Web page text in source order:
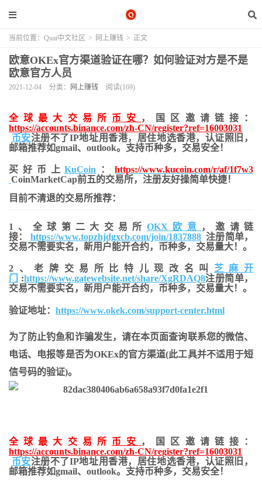
当前位置： Quai中文社区 > 网上赚钱 > 正文
欧意OKEx官方渠道验证在哪？如何验证对方是不是
欧意官方人员
2021-12-04 分类： 网上赚钱 阅读(169)
全球最大交易所 币安
，国区邀请链接：
https://accounts.binance.com/zh-CN/register?ref=16003031
币安注册不了IP地址用香港，居住地选香港，认证照旧，
邮箱推荐如gmail、outlook。支持币种多，交易安全！
买好币上KuCoin ：https://www.kucoin.com/r/af/1f7w3
CoinMarketCap前五的交易所，注册友好操简单快捷！
目前不清退的交易所推荐：
1、全球第二大交易所 OKX欧意 ，邀请链
接： https://www.topzhjdgxcb.com/join/1837888注册简单，
交易不需要实名，新用户能开合约，币种多，交易量大！。
2、老牌交易所比特儿现改名叫 芝麻开
门
:https://www.gatewebsite.net/share/XgRDAQ8注册简单，
交易不需要实名，新用户能开合约，币种多，交易量大！。
验证地址： https://www.okek.com/support-center.html
为了防止钓鱼和诈骗发生，请在本页面查询联系您的微信、
电话、电报等是否为OKEx的官方渠道(此工具并不适用于短
信号码的验证)。
全球最大交易所 币安
，国区邀请链接：
https://accounts.binance.com/zh-CN/register?ref=16003031
币安注册不了IP地址用香港，居住地选香港，认证照旧，
邮箱推荐如gmail、outlook。支持币种多，交易安全！